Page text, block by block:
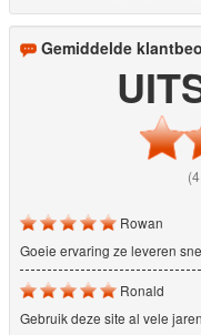
Gemiddelde
Rowan
Goeie ervaring ze leveren
Ronald
Gebruik deze site al vele